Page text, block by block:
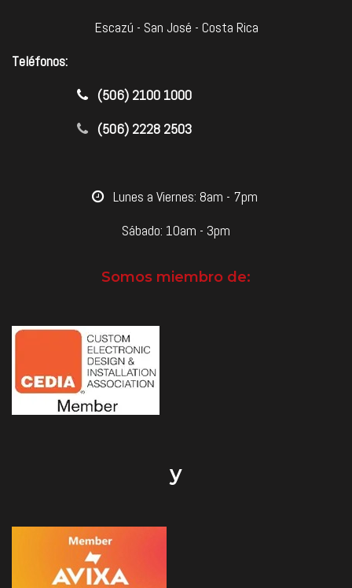
Escazú - San José - Costa Rica
Teléfonos:
​(506) 2100 1000
(506) 2228 2503
​Lunes a Viernes: 8am - 7pm
Sábado: 10am - 3pm
Somos miembro de:
y